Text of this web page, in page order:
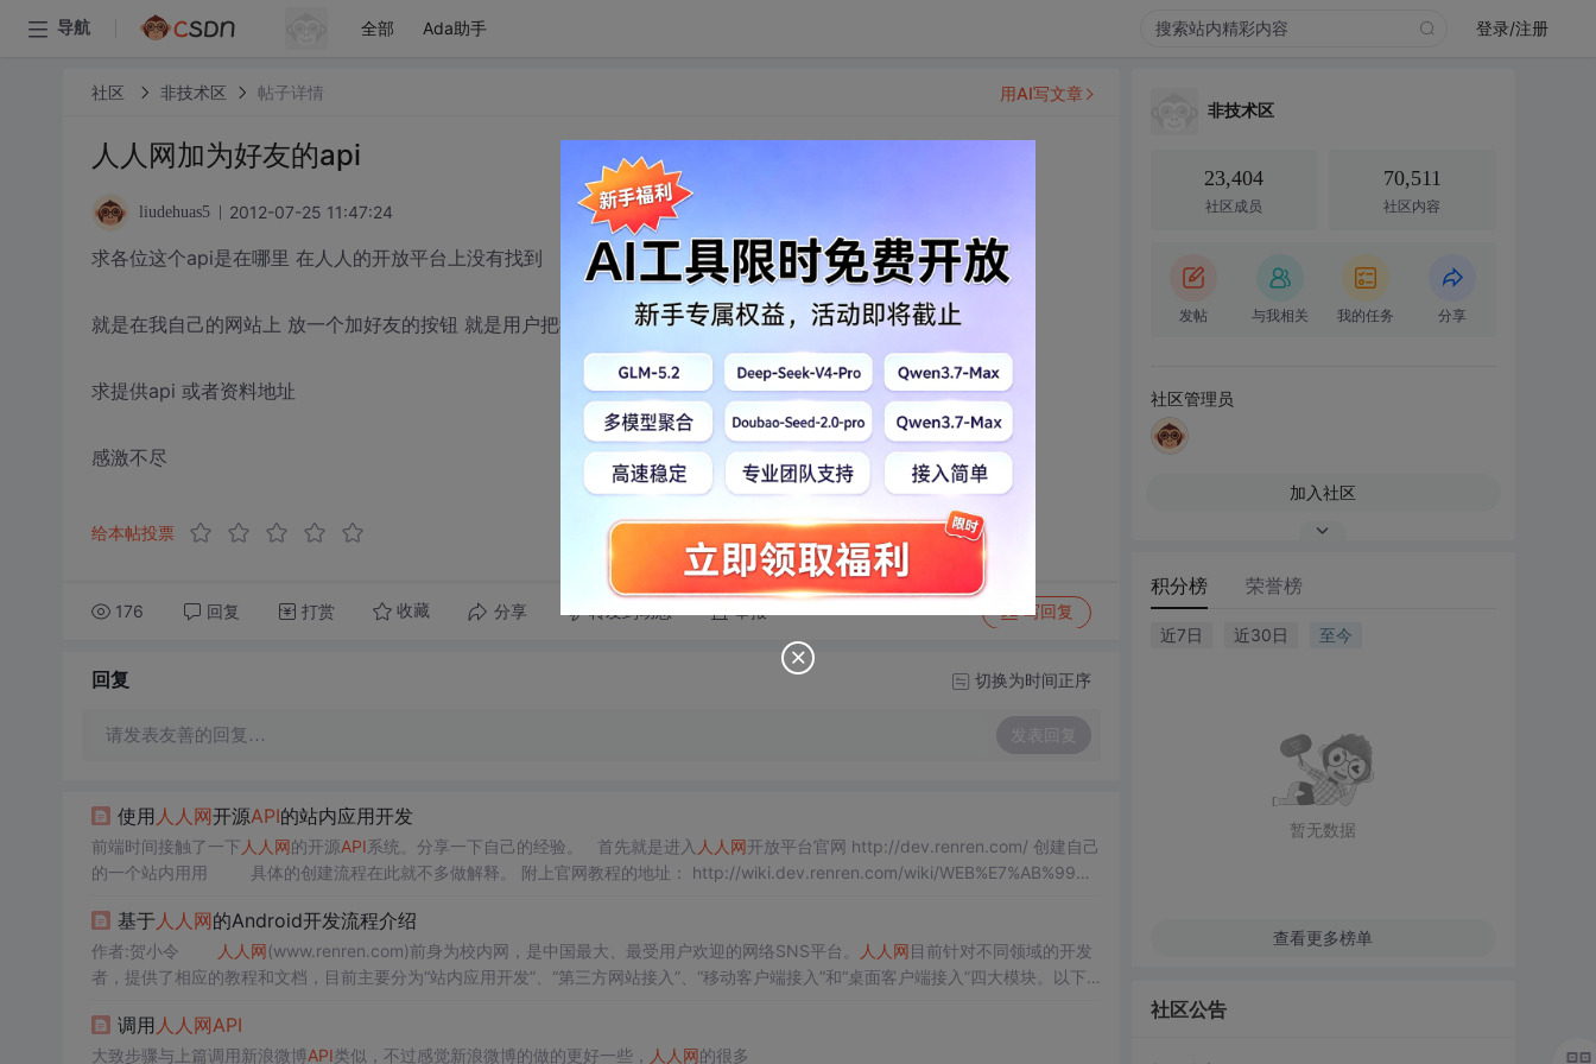
导航 全部 Ada助手 登录/注册
社区 非技术区 帖子详情
人人网加为好友的api
liudehuas5 2012-07-25 11:47:24
求各位这个api是在哪里 在人人的开放平台上没有找到
就是在我自己的网站上 放一个加好友的按钮 就是用户把我加为人人网好友
求提供api 或者资料地址
感激不尽
给本帖投票
176 回复 打赏 收藏 分享 转发到动态 举报 写回复
用AI写文章
回复 切换为时间正序
请发表友善的回复… 发表回复
使用 人人网开源API的站内应用开发
前端时间接触了一下 人人网的开源API系统。分享一下自己的经验。 首先就是进入 人人网开放平台官网 http://dev.renren.com/ 创建自己
的一个站内用用 具体的创建流程在此就不多做解释。 附上官网教程的地址： http://wiki.dev.renren.com/wiki/WEB%E7%AB%99%E
基于人人网的Android开发流程介绍
人人网(www.renren.com)前身为校内网，是中国最大、最受用户欢迎的网络SNS平台。 人人网目前针对不同领域的开发
者，提供了相应的教程和文档，目前主要分为“站内应用开发”、“第三方网站接入”、“移动客户端接入”和“桌面客户端接入”四大模块。以下
调用 人人网API
大致步骤与上篇调用新浪微博API类似，不过感觉新浪微博的做的更好一些， 人人网的很多
非技术区
23,404
社区成员
70,511
社区内容
发帖 与我相关 我的任务 分享
社区管理员
加入社区
积分榜 荣誉榜
近7日 近30日 至今
暂无数据
查看更多榜单
社区公告